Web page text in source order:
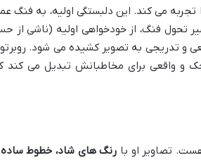
می کند. این دلبستگی اولیه، به فنگ
تحول فنگ، از خودخواهی اولیه (ناشی از
و تدریجی به تصویر کشیده می شود.
و واقعی برای مخاطبانش تبدیل می کند
تصاویر او با رنگ های شاد، خطوط